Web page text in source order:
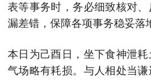
表等事务时，务必细致核对
漏差错，保障各项事务稳妥落
本日为己酉日，坐下食神泄耗
气场略有耗损。与人相处当